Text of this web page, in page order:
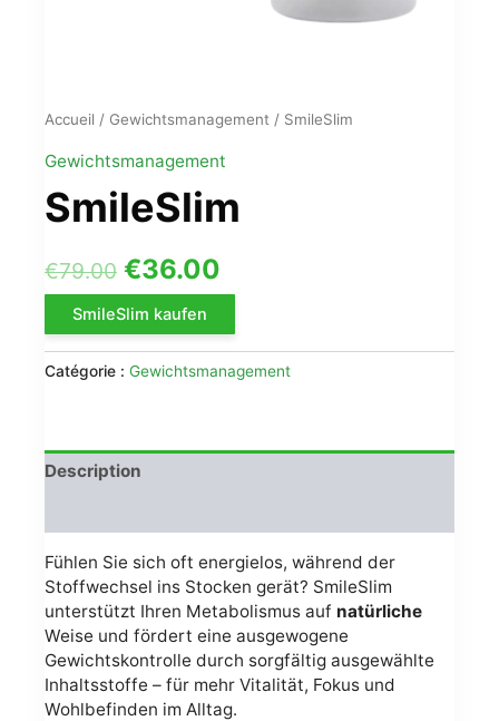
Accueil / Gewichtsmanagement / SmileSlim
Gewichtsmanagement
SmileSlim
€79.00 Le
prix
initial
était :
€36.00
actuel
est :
SmileSlim kaufen
Catégorie : Gewichtsmanagement
Description
Fühlen Sie sich oft energielos, während der
Stoffwechsel ins Stocken gerät? SmileSlim
unterstützt Ihren Metabolismus auf natürliche
Weise und fördert eine ausgewogene
Gewichtskontrolle durch sorgfältig ausgewählte
Inhaltsstoffe – für mehr Vitalität, Fokus und
Wohlbefinden im Alltag.